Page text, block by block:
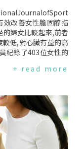
時服用多種藥物,若
的話,就可以減輕她們
效改善女性膽固醇指
的婦女比較起來,前者
低,對心臟有益的高
紀錄了403位女性的
低、高密度脂蛋白膽
這樣的差異,目前並不
+ read more